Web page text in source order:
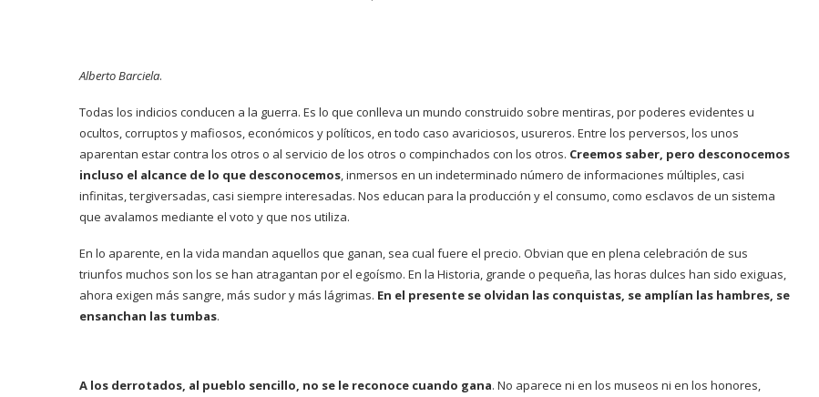
Alberto Barciela.
Todas los indicios conducen a la guerra. Es lo que conlleva un mundo construido sobre mentiras, por poderes evidentes u
ocultos, corruptos y mafiosos, económicos y políticos, en todo caso avariciosos, usureros. Entre los perversos, los unos
aparentan estar contra los otros o al servicio de los otros o compinchados con los otros. Creemos saber, pero desconocemos
incluso el alcance de lo que desconocemos, inmersos en un indeterminado número de informaciones múltiples, casi
infinitas, tergiversadas, casi siempre interesadas. Nos educan para la producción y el consumo, como esclavos de un sistema
que avalamos mediante el voto y que nos utiliza.
En lo aparente, en la vida mandan aquellos que ganan, sea cual fuere el precio. Obvian que en plena celebración de sus
triunfos muchos son los se han atragantan por el egoísmo. En la Historia, grande o pequeña, las horas dulces han sido exiguas,
ahora exigen más sangre, más sudor y más lágrimas. En el presente se olvidan las conquistas, se amplían las hambres, se
ensanchan las tumbas.
A los derrotados, al pueblo sencillo, no se le reconoce cuando gana. No aparece ni en los museos ni en los honores,